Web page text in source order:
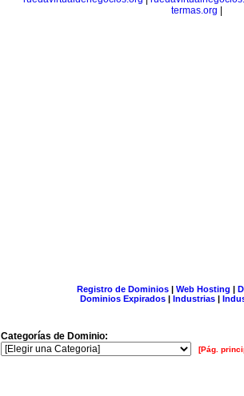
termas.org
Registro de Dominios| Web Hosting |
Dominios Expirados | Industrias |
Categorías de Dominio:
[Pág.